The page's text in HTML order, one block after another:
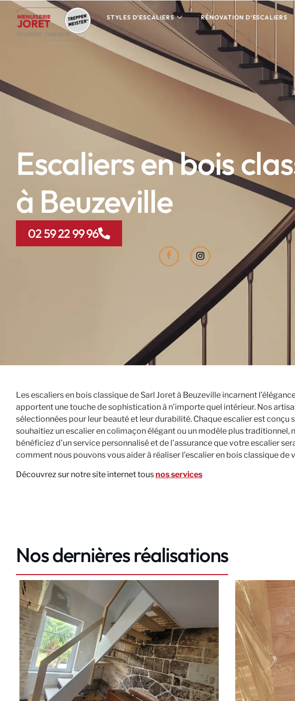
STYLES D’ESCALIERS RÉNOVATION D’ESCALIERS
Escaliers en bois
à Beuzeville
02 59 22 99 96
Les escaliers en bois classique de Sarl Joret à Beuzeville incarnent
apportent une touche de sophistication à n’importe quel intérieur. Nos
sélectionnées pour leur beauté et leur durabilité. Chaque escalier est
souhaitiez un escalier en colimaçon élégant ou un modèle plus traditionnel,
bénéficiez d’un service personnalisé et de l’assurance que votre escalier
comment nous pouvons vous aider à réaliser l’escalier en bois classique
Découvrez sur notre site internet tousnos services
Nos dernières réalisations